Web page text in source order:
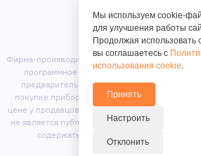
Фирма-производитель оставляет за собой
программное обеспечение, дизайн и
предварительного уведомления. Во
покупке приборов уточняйте информацию о
цене у продавцов. Вся информация на сайте
не является публичной офертой. Сайт
содержать предложения сторонних
отсутствующие на складе
Мы используем cookie-
для улучшения работы
Продолжая использовать
вы соглашаетесь с
использования cookie.
Принять
Настроить
Отклонить